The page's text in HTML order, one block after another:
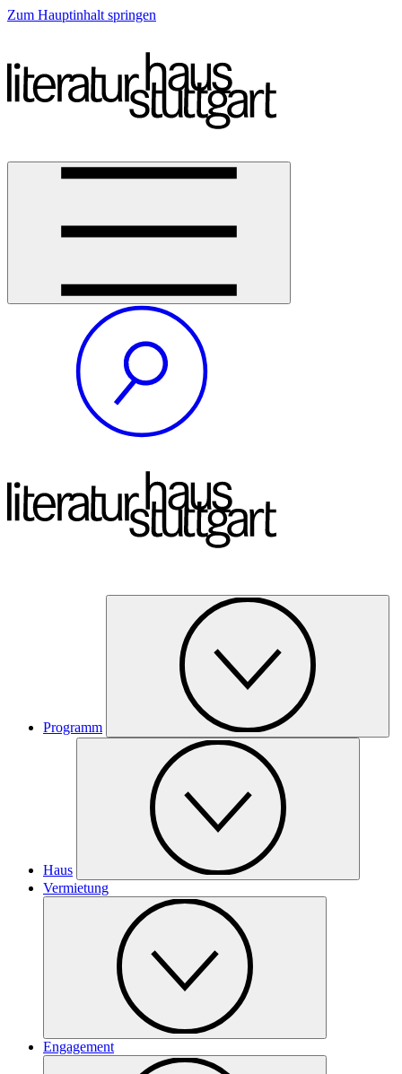
Zum Hauptinhalt springen
Programm
Haus
Vermietung
Engagement